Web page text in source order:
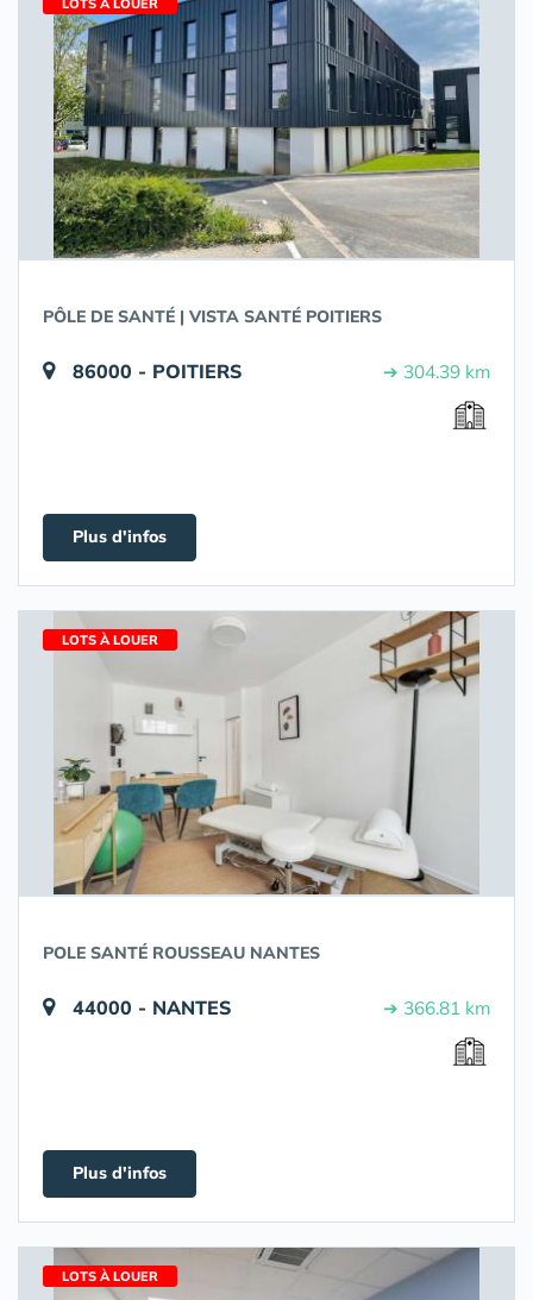
LOTS À LOUER
PÔLE DE SANTÉ | VISTA SANTÉ POITIERS
86000 - POITIERS ➔ 304.39 km
Plus d'infos
LOTS À LOUER
POLE SANTÉ ROUSSEAU NANTES
44000 - NANTES ➔ 366.81 km
Plus d'infos
LOTS À LOUER